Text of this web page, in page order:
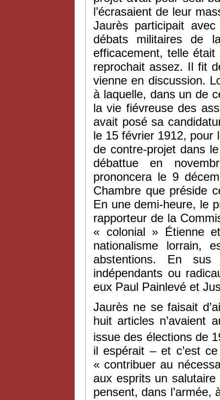
l’écrasaient de leur
Jaurès participait
débats militaires de
efficacement, telle
reprochait assez. Il fit
vienne en discussion.
à laquelle, dans un de
la vie fiévreuse des
avait posé sa
le 15 février 1912, pour
de contre-projet dans
débattue en
prononcera le 9
Chambre que préside
En une demi-heure, le
rapporteur de la
« colonial » Étienne
nationalisme lorrain,
abstentions. En
indépendants ou
eux Paul Painlevé et
Jaurès ne se faisait
huit articles n’avaient
issue des élections de
il espérait – et c’est
« contribuer au
aux esprits un
pensent, dans l’armée,